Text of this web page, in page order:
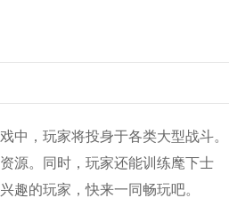
中，玩家将投身于各类大型战斗。
源。同时，玩家还能训练麾下士
趣的玩家，快来一同畅玩吧。